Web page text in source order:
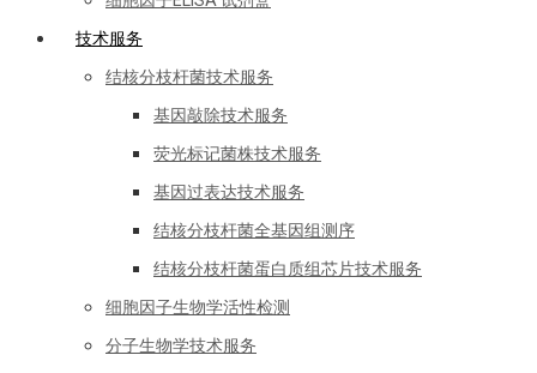
技术服务
结核分枝杆菌技术服务
基因敲除技术服务
荧光标记菌株技术服务
基因过表达技术服务
结核分枝杆菌全基因组测序
结核分枝杆菌蛋白质组芯片技术服务
细胞因子生物学活性检测
分子生物学技术服务